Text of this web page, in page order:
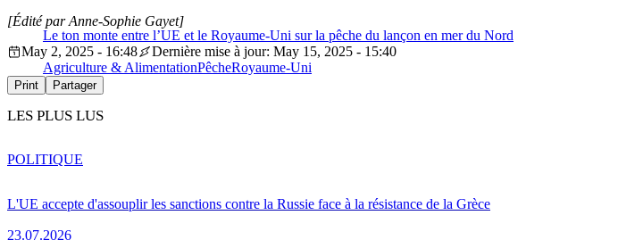
Le ton monte entre l’UE et le Royaume-Uni sur la pêche du lançon en mer du Nord
[Édité par Anne-Sophie Gayet]
May 2, 2025 - 16:48
Dernière mise à jour: May 15, 2025 - 15:40
Agriculture & AlimentationPêcheRoyaume-Uni
Print Partager
LES PLUS LUS
L'UE accepte d'assouplir les sanctions contre la Russie face à la résistance de la Grèce
23.07.2026
POLITIQUE